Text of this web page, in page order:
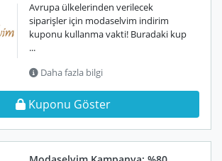
Avrupa ülkelerinden verilecek
siparişler için modaselvim indirim
kuponu kullanma vakti! Buradaki kup
...
Daha fazla bilgi
Kuponu Göster